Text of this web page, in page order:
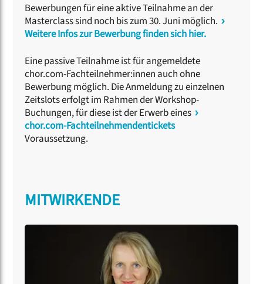
Bewerbungen für eine aktive Teilnahme an der
Masterclass sind noch bis zum 30. Juni möglich.
Weitere Infos zur Bewerbung finden sich hier.
Eine passive Teilnahme ist für angemeldete
chor.com-Fachteilnehmer:innen auch ohne
Bewerbung möglich. Die Anmeldung zu einzelnen
Zeitslots erfolgt im Rahmen der Workshop-
Buchungen, für diese ist der Erwerb eines
chor.com-Fachteilnehmendentickets
Voraussetzung.
MITWIRKENDE